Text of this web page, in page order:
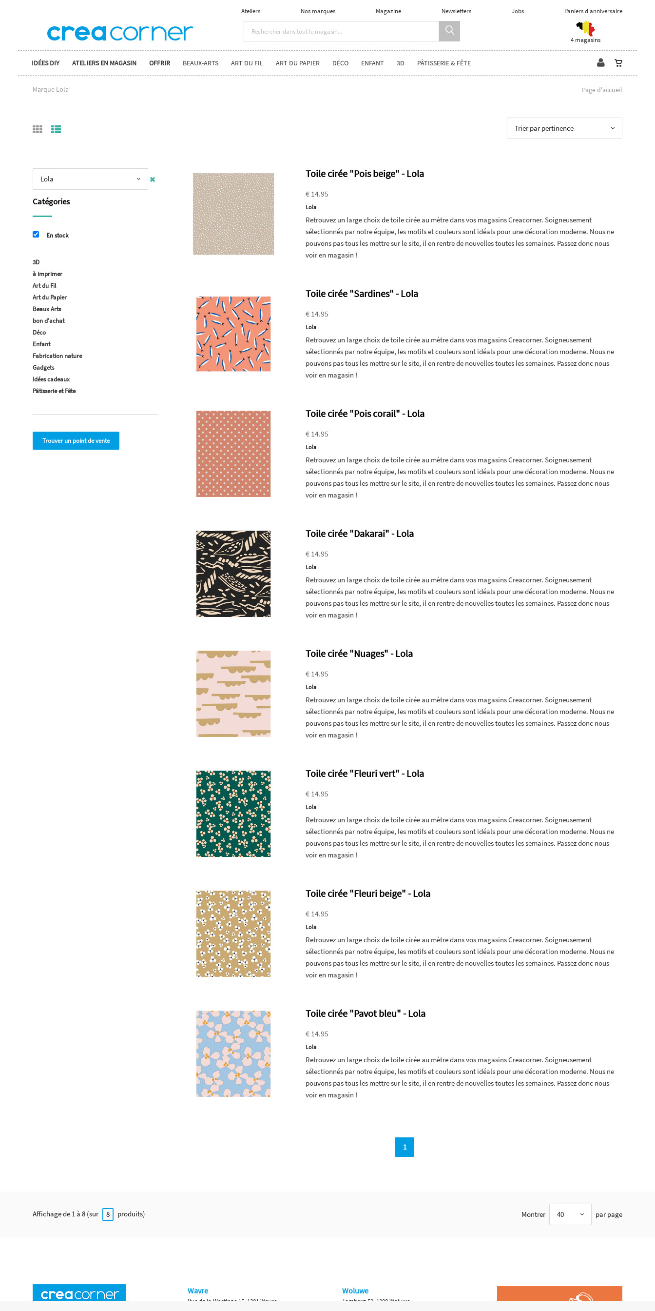
Ateliers Nos marques Magazine Newsletters Jobs Paniers d'anniversaire
4 magasins
IDÉES DIY ATELIERS EN MAGASIN OFFRIR BEAUX-ARTS ART DU FIL ART DU PAPIER DÉCO ENFANT 3D PÂTISSERIE & FÊTE
Marque Lola Page d'accueil
Trier par pertinence
Toile cirée "Pois beige" - Lola
€ 14.95
Lola
Retrouvez un large choix de toile cirée au mètre dans vos magasins Creacorner. Soigneusement
sélectionnés par notre équipe, les motifs et couleurs sont idéals pour une décoration moderne. Nous ne
pouvons pas tous les mettre sur le site, il en rentre de nouvelles toutes les semaines. Passez donc nous
voir en magasin !
Toile cirée "Sardines" - Lola
€ 14.95
Lola
Retrouvez un large choix de toile cirée au mètre dans vos magasins Creacorner. Soigneusement
sélectionnés par notre équipe, les motifs et couleurs sont idéals pour une décoration moderne. Nous ne
pouvons pas tous les mettre sur le site, il en rentre de nouvelles toutes les semaines. Passez donc nous
voir en magasin !
Toile cirée "Pois corail" - Lola
€ 14.95
Lola
Retrouvez un large choix de toile cirée au mètre dans vos magasins Creacorner. Soigneusement
sélectionnés par notre équipe, les motifs et couleurs sont idéals pour une décoration moderne. Nous ne
pouvons pas tous les mettre sur le site, il en rentre de nouvelles toutes les semaines. Passez donc nous
voir en magasin !
Toile cirée "Dakarai" - Lola
€ 14.95
Lola
Retrouvez un large choix de toile cirée au mètre dans vos magasins Creacorner. Soigneusement
sélectionnés par notre équipe, les motifs et couleurs sont idéals pour une décoration moderne. Nous ne
pouvons pas tous les mettre sur le site, il en rentre de nouvelles toutes les semaines. Passez donc nous
voir en magasin !
Toile cirée "Nuages" - Lola
€ 14.95
Lola
Retrouvez un large choix de toile cirée au mètre dans vos magasins Creacorner. Soigneusement
sélectionnés par notre équipe, les motifs et couleurs sont idéals pour une décoration moderne. Nous ne
pouvons pas tous les mettre sur le site, il en rentre de nouvelles toutes les semaines. Passez donc nous
voir en magasin !
Toile cirée "Fleuri vert" - Lola
€ 14.95
Lola
Retrouvez un large choix de toile cirée au mètre dans vos magasins Creacorner. Soigneusement
sélectionnés par notre équipe, les motifs et couleurs sont idéals pour une décoration moderne. Nous ne
pouvons pas tous les mettre sur le site, il en rentre de nouvelles toutes les semaines. Passez donc nous
voir en magasin !
Toile cirée "Fleuri beige" - Lola
€ 14.95
Lola
Retrouvez un large choix de toile cirée au mètre dans vos magasins Creacorner. Soigneusement
sélectionnés par notre équipe, les motifs et couleurs sont idéals pour une décoration moderne. Nous ne
pouvons pas tous les mettre sur le site, il en rentre de nouvelles toutes les semaines. Passez donc nous
voir en magasin !
Toile cirée "Pavot bleu" - Lola
€ 14.95
Lola
Retrouvez un large choix de toile cirée au mètre dans vos magasins Creacorner. Soigneusement
sélectionnés par notre équipe, les motifs et couleurs sont idéals pour une décoration moderne. Nous ne
pouvons pas tous les mettre sur le site, il en rentre de nouvelles toutes les semaines. Passez donc nous
voir en magasin !
1
Lola
Catégories
En stock
3D
à imprimer
Art du Fil
Art du Papier
Beaux Arts
bon d'achat
Déco
Enfant
Fabrication nature
Gadgets
Idées cadeaux
Pâtisserie et Fête
Trouver un point de vente
Affichage de 1 à 8 (sur 8 produits) Montrer 40 par page
Wavre
Rue de la Wastinne 15, 1301 Wavre
Woluwe
Tomberg 52, 1200 Woluwe